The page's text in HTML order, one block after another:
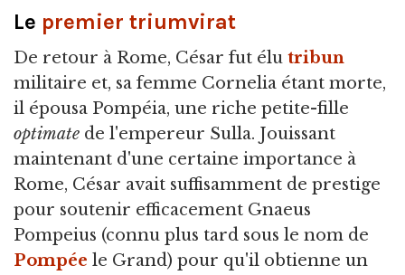
Le premier triumvirat
De retour à Rome, César fut élu tribun
militaire et, sa femme Cornelia étant morte,
il épousa Pompéia, une riche petite-fille
optimate de l'empereur Sulla. Jouissant
maintenant d'une certaine importance à
Rome, César avait suffisamment de prestige
pour soutenir efficacement Gnaeus
Pompeius (connu plus tard sous le nom de
Pompée le Grand) pour qu'il obtienne un